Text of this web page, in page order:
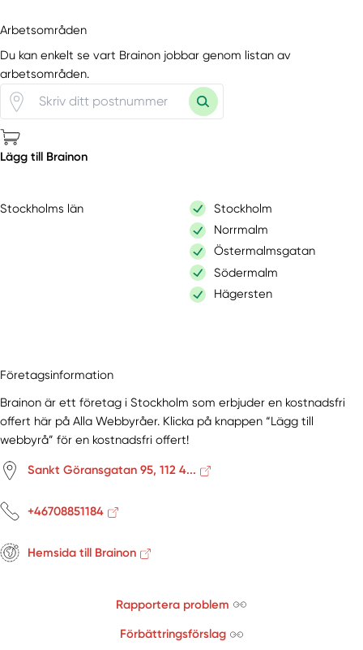
Arbetsområden
Du kan enkelt se vart Brainon jobbar genom listan av
arbetsområden.
Lägg till Brainon
Stockholms län
Stockholm
Norrmalm
Östermalmsgatan
Södermalm
Hägersten
Företagsinformation
Brainon är ett företag i Stockholm som erbjuder en kostnadsfri
offert här på Alla Webbyråer. Klicka på knappen “Lägg till
webbyrå” för en kostnadsfri offert!
Sankt Göransgatan 95, 112 4...
+46708851184
Hemsida till Brainon
Rapportera problem
Förbättringsförslag